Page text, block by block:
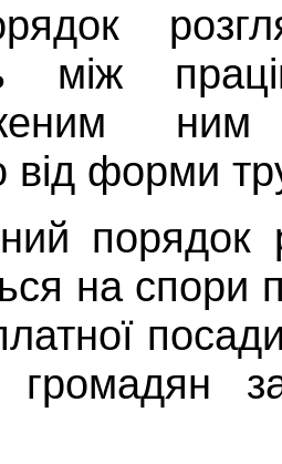
між
ним
від форми
порядок
на спори
громадян